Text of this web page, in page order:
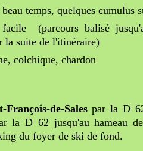
beau temps, quelques cumulus
(parcours balisé
la suite de l'itinéraire)
colchique, chardon
François-de-Salespar la D
la D 62 jusqu'au hameau de
du foyer de ski de fond.